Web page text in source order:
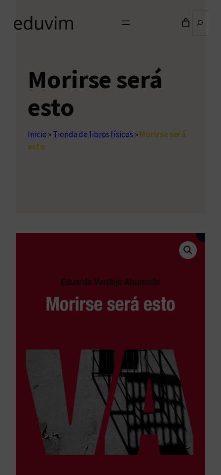
Morirse será
esto
Inicio»Tienda de libros físicos »Morirse será
esto